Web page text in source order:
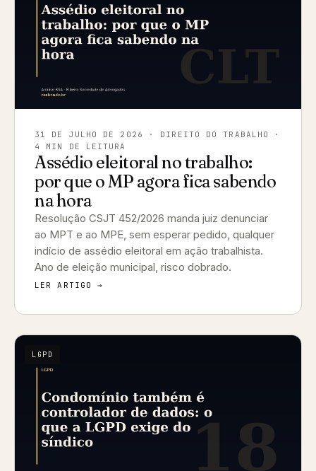
31 DE JULHO DE 2026
· DIREITO DO TRABALHO ·
4 MIN DE LEITURA
Assédio eleitoral no trabalho:
por que o MP agora fica sabendo
na hora
Resolução CSJT 452/2026 manda juiz denunciar
ao MPT e ao MPE, sem esperar pedido, qualquer
indício de assédio eleitoral em ação trabalhista.
Ano de eleição municipal, risco dobrado.
LER ARTIGO →
LGPD